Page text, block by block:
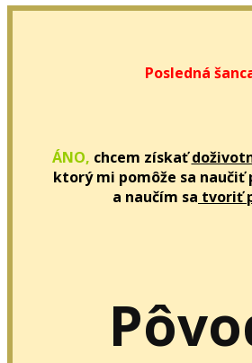
Posledná
ÁNO, chcem získať
ktorý mi pomôže sa
a naučím sa tvoriť